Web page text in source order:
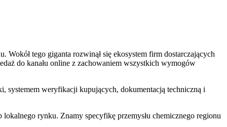
tego giganta rozwinął się ekosystem firm dostarczających
do kanału online z zachowaniem wszystkich wymogów
systemem weryfikacji kupujących, dokumentacją techniczną i
rynku. Znamy specyfikę przemysłu chemicznego regionu